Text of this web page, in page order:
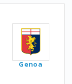
Genoa